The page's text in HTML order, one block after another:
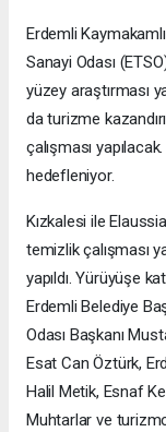
Erdemli
Sanayi Odası
yüzey araştırması
da turizme
çalışması
hedefleniyor.
Kızkalesi ile
temizlik çalışması
yapıldı. Yürüyüşe
Erdemli Belediye
Odası Başkanı
Esat Can Öztürk,
Halil Metik, Esnaf
Muhtarlar ve